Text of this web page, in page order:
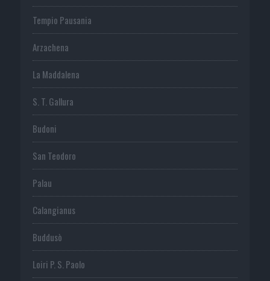
Tempio Pausania
Arzachena
La Maddalena
S. T. Gallura
Budoni
San Teodoro
Palau
Calangianus
Buddusò
Loiri P. S. Paolo